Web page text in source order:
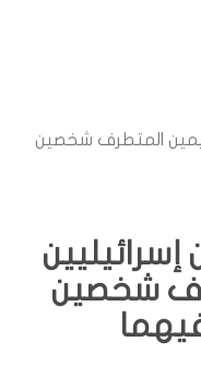
المتطرف شخصين
إسرائيليين
شخصين